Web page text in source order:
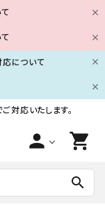
について
対応いたします。
person shopping_cart
search